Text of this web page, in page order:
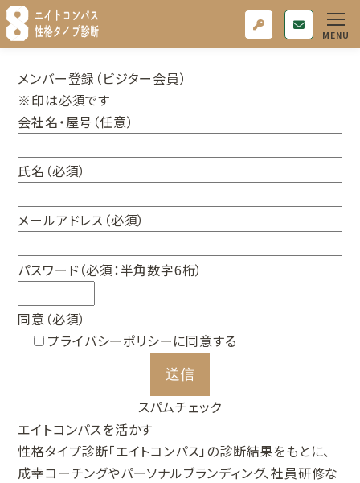
メンバー登録（ビジター会員）
※印は必須です
会社名・屋号（任意）
氏名（必須）
メールアドレス（必須）
パスワード（必須：半角数字6桁）
同意（必須）
プライバシーポリシーに同意する
スパムチェック
エイトコンパスを活かす
性格タイプ診断「エイトコンパス」の診断結果をもとに、
成幸コーチングやパーソナルブランディング、社員研修な